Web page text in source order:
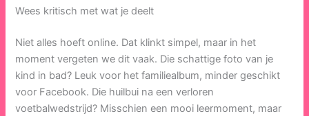
Wees kritisch met wat je deelt
Niet alles hoeft online. Dat klinkt simpel, maar in het
moment vergeten we dit vaak. Die schattige foto van je
kind in bad? Leuk voor het familiealbum, minder geschikt
voor Facebook. Die huilbui na een verloren
voetbalwedstrijd? Misschien een mooi leermoment, maar